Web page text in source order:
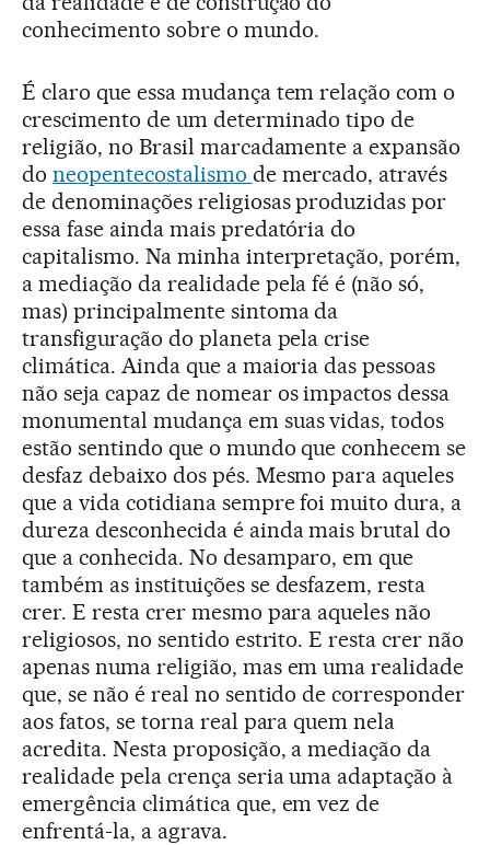
conhecimento sobre o mundo.
É claro que essa mudança tem relação com o
crescimento de um determinado tipo de
religião, no Brasil marcadamente a expansão
do neopentecostalismo de mercado, através
de denominações religiosas produzidas por
essa fase ainda mais predatória do
capitalismo. Na minha interpretação, porém,
a mediação da realidade pela fé é (não só,
mas) principalmente sintoma da
transfiguração do planeta pela crise
climática. Ainda que a maioria das pessoas
não seja capaz de nomear os impactos dessa
monumental mudança em suas vidas, todos
estão sentindo que o mundo que conhecem se
desfaz debaixo dos pés. Mesmo para aqueles
que a vida cotidiana sempre foi muito dura, a
dureza desconhecida é ainda mais brutal do
que a conhecida. No desamparo, em que
também as instituições se desfazem, resta
crer. E resta crer mesmo para aqueles não
religiosos, no sentido estrito. E resta crer não
apenas numa religião, mas em uma realidade
que, se não é real no sentido de corresponder
aos fatos, se torna real para quem nela
acredita. Nesta proposição, a mediação da
realidade pela crença seria uma adaptação à
emergência climática que, em vez de
enfrentá-la, a agrava.